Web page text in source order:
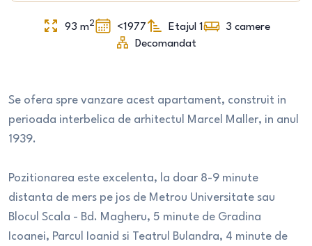
93 m2 <1977 Etajul 1 3 camere
Decomandat
Se ofera spre vanzare acest apartament, construit in
perioada interbelica de arhitectul Marcel Maller, in anul
1939.
Pozitionarea este excelenta, la doar 8-9 minute
distanta de mers pe jos de Metrou Universitate sau
Blocul Scala - Bd. Magheru, 5 minute de Gradina
Icoanei, Parcul Ioanid si Teatrul Bulandra, 4 minute de